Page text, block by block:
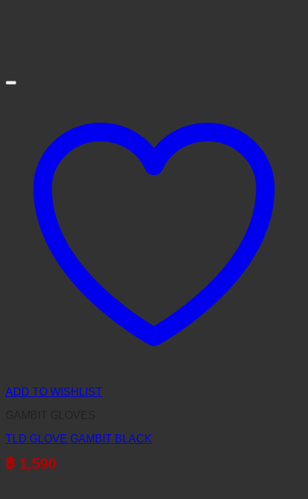
ADD TO WISHLIST
TLD GLOVE GAMBIT BLACK
฿ 1,590